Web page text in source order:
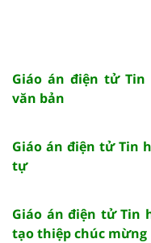
Giáo án điện tử Tin
văn bản
Giáo án điện tử Tin
tự
Giáo án điện tử Tin
tạo thiệp chúc mừng